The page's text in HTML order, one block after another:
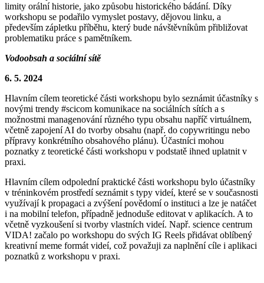
limity orální historie, jako způsobu historického bádání. Díky
workshopu se podařilo vymyslet postavy, dějovou linku, a
především zápletku příběhu, který bude návštěvníkům přibližovat
problematiku práce s pamětníkem.
Vodoobsah a sociální sítě
6. 5. 2024
Hlavním cílem teoretické části workshopu bylo seznámit účastníky s
novými trendy #scicom komunikace na sociálních sítích a s
možnostmi managenování různého typu obsahu napříč virtuálnem,
včetně zapojení AI do tvorby obsahu (např. do copywritingu nebo
přípravy konkrétního obsahového plánu). Účastníci mohou
poznatky z teoretické části workshopu v podstatě ihned uplatnit v
praxi.
Hlavním cílem odpolední praktické části workshopu bylo účastníky
v tréninkovém prostředí seznámit s typy videí, které se v současnosti
využívají k propagaci a zvýšení povědomí o instituci a lze je natáčet
i na mobilní telefon, případně jednoduše editovat v aplikacích. A to
včetně vyzkoušení si tvorby vlastních videí. Např. science centrum
VIDA! začalo po workshopu do svých IG Reels přidávat oblíbený
kreativní meme formát videí, což považuji za naplnění cíle i aplikaci
poznatků z workshopu v praxi.